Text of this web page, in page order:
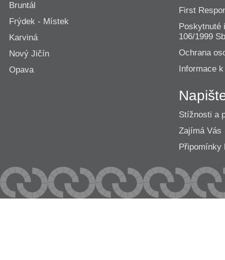
Bruntál
Frýdek - Místek
Karviná
Nový Jičín
Opava
First
Poskytnuté
106/1999
Ochrana
Informace
Stížnosti a
Zajímá Vás
Připomínky